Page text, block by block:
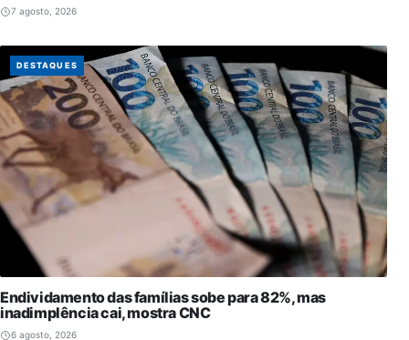
7 agosto, 2026
DESTAQUES
Endividamento das famílias sobe para 82%, mas
inadimplência cai, mostra CNC
6 agosto, 2026